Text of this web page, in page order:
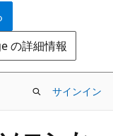
の詳細情報
サインイン